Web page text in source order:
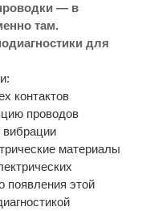
— в
там.
для
контактов
проводов
вибрации
материалы
появления этой